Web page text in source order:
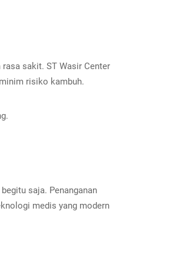
sakit. ST Wasir Center
risiko kambuh.
saja. Penanganan
medis yang modern